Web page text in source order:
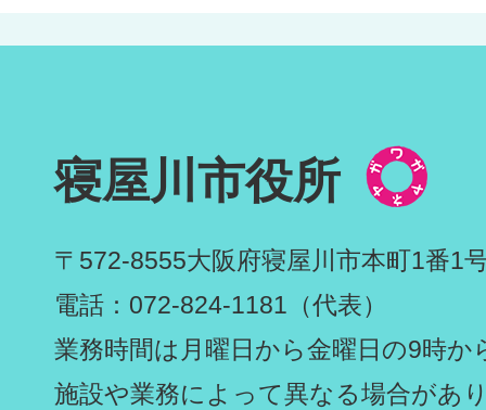
寝屋川市役所
〒572-8555大阪府寝屋川市本町1番1
電話：072-824-1181（代表）
業務時間は月曜日から金曜日の9時か
施設や業務によって異なる場合があ